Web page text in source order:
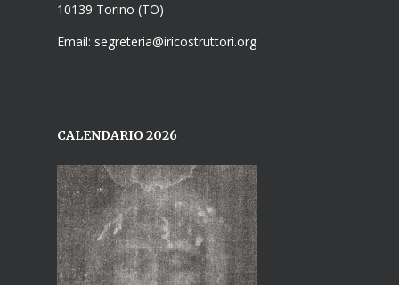
10139 Torino (TO)
Email: segreteria@iricostruttori.org
CALENDARIO 2026